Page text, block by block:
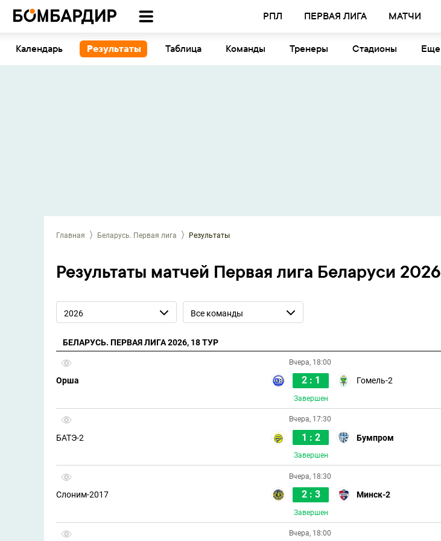
РПЛ ПЕРВАЯ ЛИГА МАТЧИ
Календарь Результаты Таблица Команды Тренеры Стадионы Еще
Главная Беларусь. Первая лига Результаты
Результаты матчей Первая лига Беларуси 2026
2026 Все команды
БЕЛАРУСЬ. ПЕРВАЯ ЛИГА 2026, 18 ТУР
Вчера, 18:00
Орша 2 : 1 Гомель-2
Завершен
Вчера, 17:30
БАТЭ-2 1 : 2 Бумпром
Завершен
Вчера, 18:30
Слоним-2017 2 : 3 Минск-2
Завершен
Вчера, 18:00